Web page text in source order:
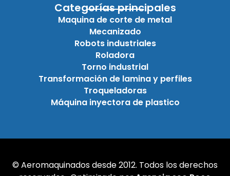
Categorías principales
Maquina de corte de metal
Mecanizado
Robots industriales
Roladora
Torno industrial
Transformación de lamina y perfiles
Troqueladoras
Máquina inyectora de plastico
© Aeromaquinados desde 2012. Todos los derechos